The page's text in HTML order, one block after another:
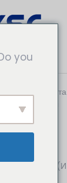
К Экспертам
тем, что
сайта
со страницы
начинающий
есть
коладу. (И
you